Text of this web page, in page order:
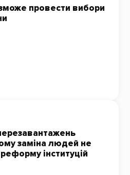
провести вибори
заміна людей не
інституцій